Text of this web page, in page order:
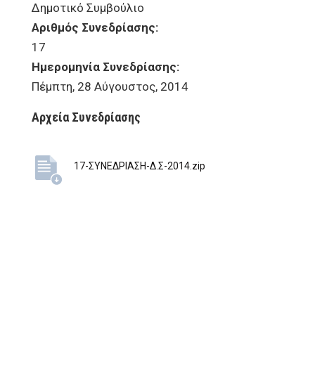
Δημοτικό Συμβούλιο
Αριθμός Συνεδρίασης:
17
Ημερομηνία Συνεδρίασης:
Πέμπτη, 28 Αύγουστος, 2014
Αρχεία Συνεδρίασης
17-ΣΥΝΕΔΡΙΑΣΗ-Δ.Σ-2014.zip